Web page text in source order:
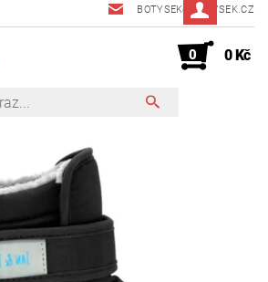
BOTYSEK@BOTYSEK.CZ
0 0 Kč